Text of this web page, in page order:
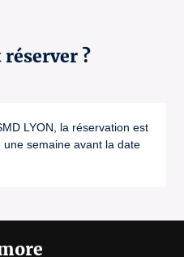
?
LYON, la réservation est
semaine avant la date